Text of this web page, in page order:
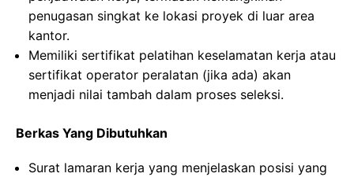
penugasan singkat ke lokasi proyek di luar area
kantor.
Memiliki sertifikat pelatihan keselamatan kerja atau
sertifikat operator peralatan (jika ada) akan
menjadi nilai tambah dalam proses seleksi.
Berkas Yang Dibutuhkan
Surat lamaran kerja yang menjelaskan posisi yang